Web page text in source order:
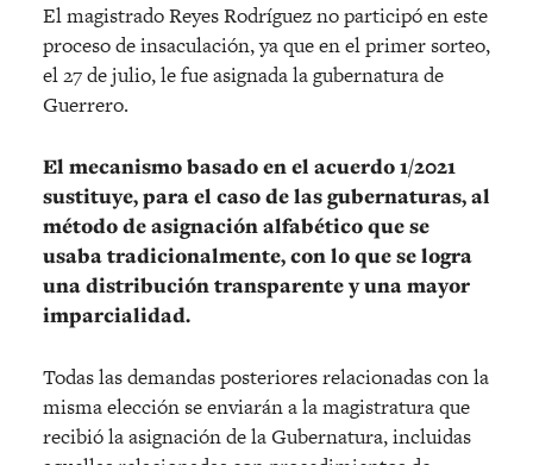
El magistrado Reyes Rodríguez no participó en este
proceso de insaculación, ya que en el primer sorteo,
el 27 de julio, le fue asignada la gubernatura de
Guerrero.
El mecanismo basado en el acuerdo 1/2021
sustituye, para el caso de las gubernaturas, al
método de asignación alfabético que se
usaba tradicionalmente, con lo que se logra
una distribución transparente y una mayor
imparcialidad.
Todas las demandas posteriores relacionadas con la
misma elección se enviarán a la magistratura que
recibió la asignación de la Gubernatura, incluidas